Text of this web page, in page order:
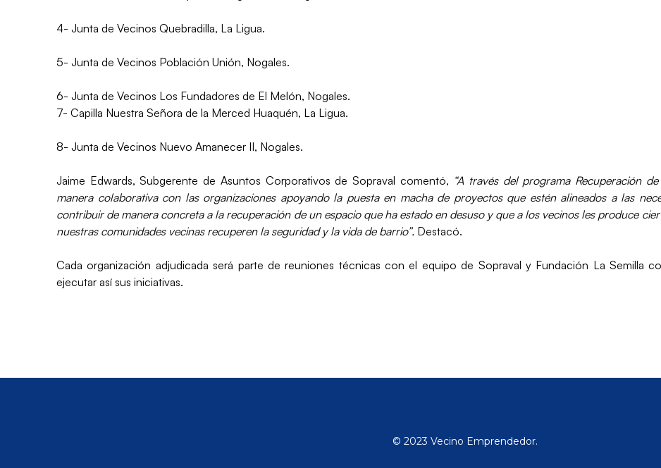
4- Junta de Vecinos Quebradilla, La Ligua.
5- Junta de Vecinos Población Unión, Nogales.
6- Junta de Vecinos Los Fundadores de El Melón, Nogales.
7- Capilla Nuestra Señora de la Merced Huaquén, La Ligua.
8- Junta de Vecinos Nuevo Amanecer II, Nogales.
Jaime Edwards, Subgerente de Asuntos Corporativos de Sopraval comentó, “A través del programa Recuperación
manera colaborativa con las organizaciones apoyando la puesta en macha de proyectos que estén alineados a las
contribuir de manera concreta a la recuperación de un espacio que ha estado en desuso y que a los vecinos les produce
nuestras comunidades vecinas recuperen la seguridad y la vida de barrio”. Destacó.
Cada organización adjudicada será parte de reuniones técnicas con el equipo de Sopraval y Fundación La Semilla
ejecutar así sus iniciativas.
© 2023 Vecino Emprendedor.